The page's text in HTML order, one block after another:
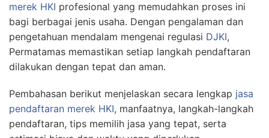
merek HKI profesional yang memudahkan proses ini
bagi berbagai jenis usaha. Dengan pengalaman dan
pengetahuan mendalam mengenai regulasi DJKI,
Permatamas memastikan setiap langkah pendaftaran
dilakukan dengan tepat dan aman.
Pembahasan berikut menjelaskan secara lengkap jasa
pendaftaran merek HKI, manfaatnya, langkah-langkah
pendaftaran, tips memilih jasa yang tepat, serta